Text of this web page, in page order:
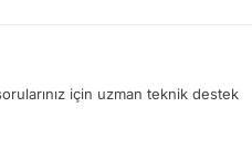
için uzman teknik destek